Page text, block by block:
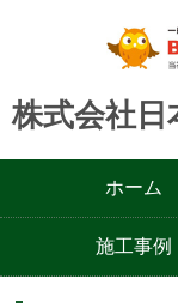
株式会社
ホーム
施工事例